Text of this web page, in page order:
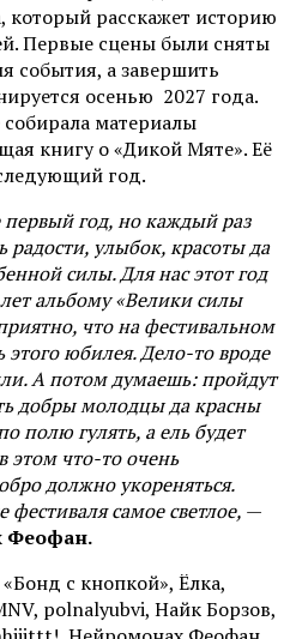
который расскажет историю
Первые сцены были сняты
события, а завершить
осенью 2027 года.
материалы
книгу о «Дикой Мяте». Её
год.
год, но каждый раз
радости, улыбок, красоты да
силы. Для нас этот год
альбому «Велики силы
что на фестивальном
этого юбилея. Дело-то вроде
А потом думаешь: пройдут
добры молодцы да красны
полю гулять, а ель будет
этом что-то очень
должно укореняться.
фестиваля самое светлое, —
Феофан.
с кнопкой», Ёлка,
polnalyubvi, Найк Борзов,